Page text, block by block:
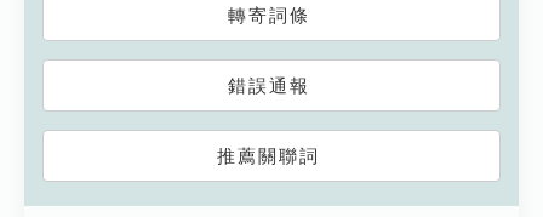
轉寄詞條
錯誤通報
推薦關聯詞